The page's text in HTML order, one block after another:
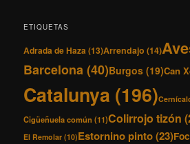
ETIQUETAS
Adrada de Haza (13)Arrendajo (14)
Barcelona(40)Burgos (19)Can
Catalunya (196)
Cigüeñuela común (11)Colirrojo tizón
El Remolar (10)Estornino pinto(23)